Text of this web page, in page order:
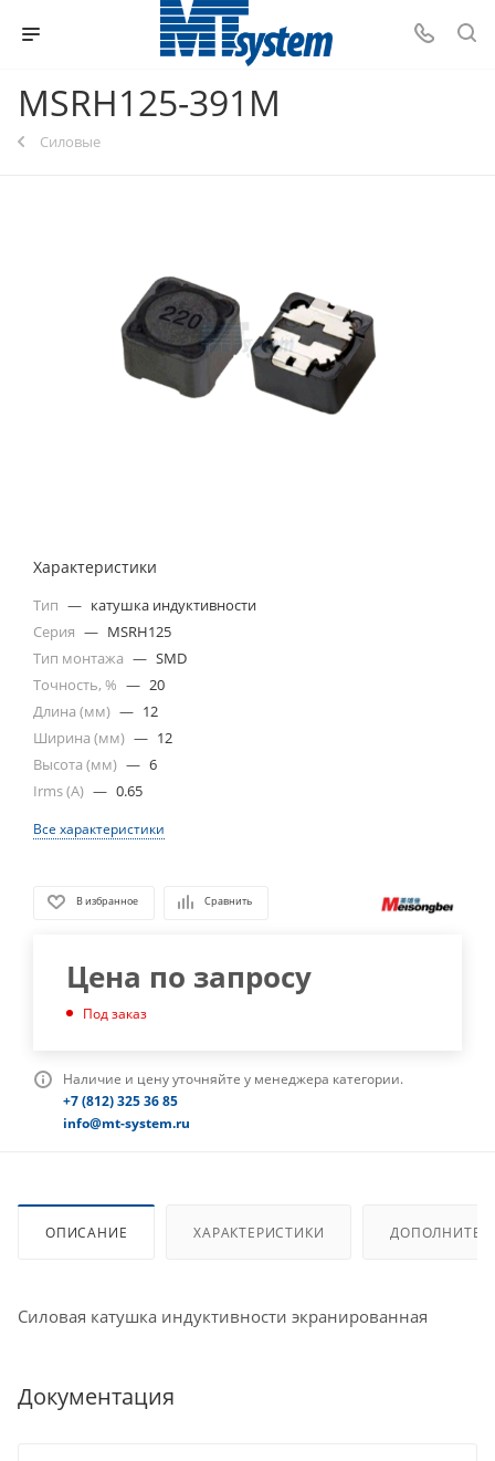
MSRH125-391M
Силовые
Характеристики
Тип — катушка индуктивности
Серия — MSRH125
Тип монтажа — SMD
Точность, % — 20
Длина (мм) — 12
Ширина (мм) — 12
Высота (мм) — 6
Irms (A) — 0.65
Все характеристики
В избранное Сравнить
Цена по запросу
Под заказ
Наличие и цену уточняйте у менеджера категории.
+7 (812) 325 36 85
info@mt-system.ru
ОПИСАНИЕ ХАРАКТЕРИСТИКИ
Силовая катушка индуктивности экранированная
Документация